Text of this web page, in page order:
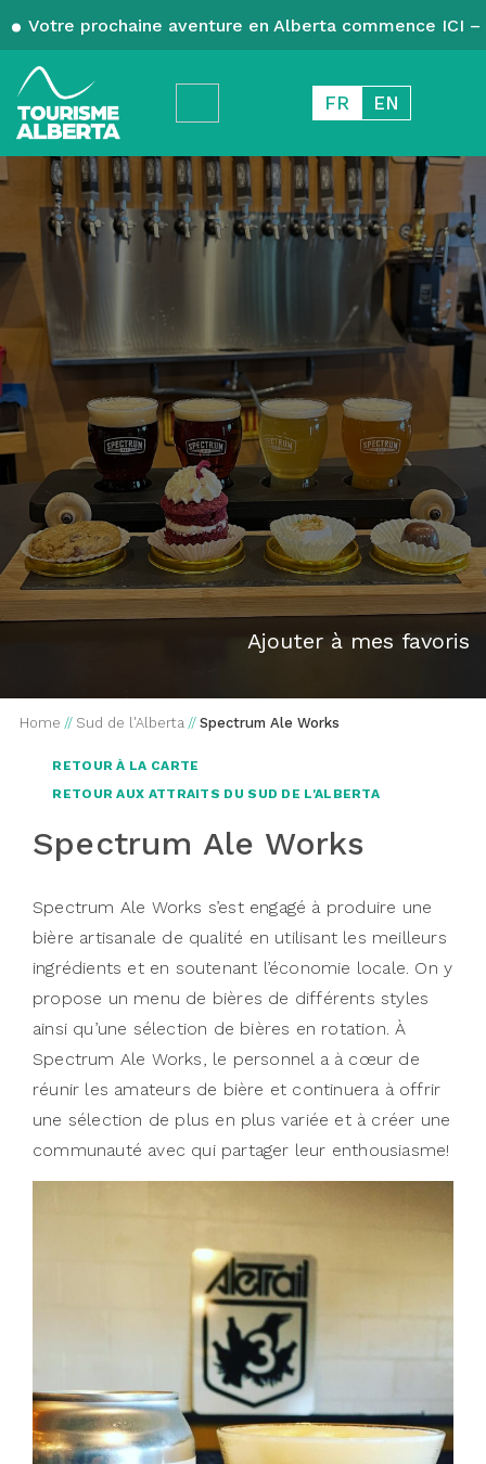
Votre prochaine aventure en Alberta commence ICI
FR EN
Ajouter à mes favoris
Home // Sud de l'Alberta // Spectrum Ale Works
RETOUR À LA CARTE
RETOUR AUX ATTRAITS DU SUD DE L'ALBERTA
Spectrum Ale Works
Spectrum Ale Works s’est engagé à produire une
bière artisanale de qualité en utilisant les meilleurs
ingrédients et en soutenant l’économie locale. On y
propose un menu de bières de différents styles
ainsi qu’une sélection de bières en rotation. À
Spectrum Ale Works, le personnel a à cœur de
réunir les amateurs de bière et continuera à offrir
une sélection de plus en plus variée et à créer une
communauté avec qui partager leur enthousiasme!